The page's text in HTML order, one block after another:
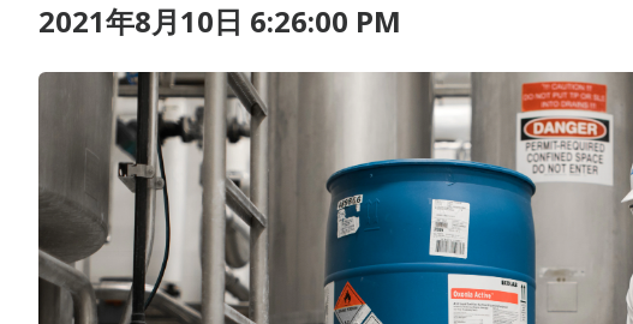
2021年8月10日 6:26:00 PM